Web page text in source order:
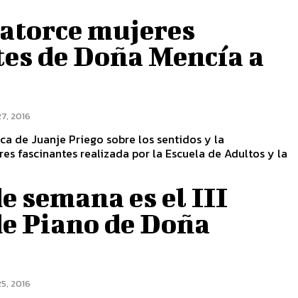
mujeres
de Doña Mencía a
2016
de Juanje Priego sobre los sentidos y la
fascinantes realizada por la Escuela de Adultos y la
semana es el III
Piano de Doña
2016